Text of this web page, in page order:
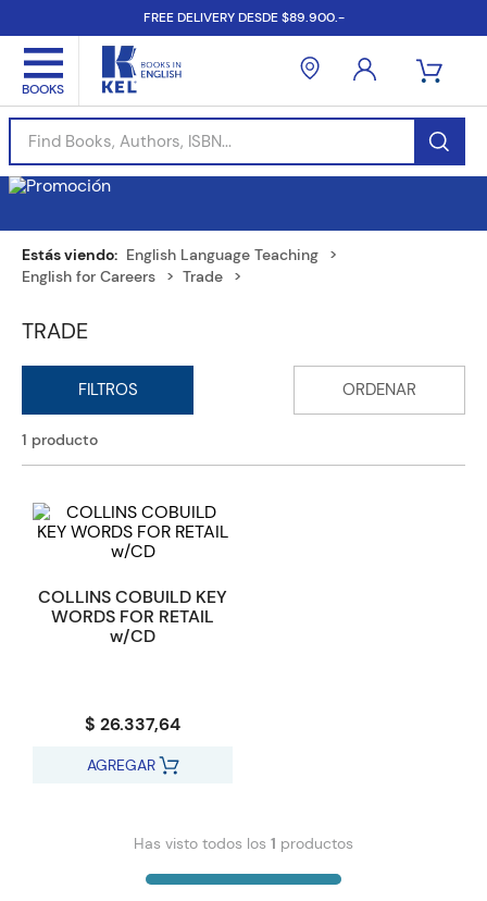
FREE DELIVERY DESDE $89.900.-
Find Books, Authors, ISBN...
English Language Teaching
English for Careers
Trade
TRADE
1 producto
COLLINS COBUILD KEY
WORDS FOR RETAIL
w/CD
$ 26.337,64
AGREGAR
Has visto todos los 1 productos